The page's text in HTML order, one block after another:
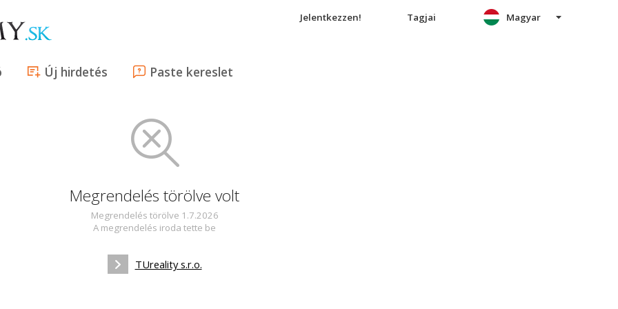
Jelentkezzen! Tagjai
Új hirdetés Paste kereslet
Magyar
Megrendelés törölve volt
Megrendelés törölve 1.7.2026
A megrendelés iroda tette be
TUreality s.r.o.